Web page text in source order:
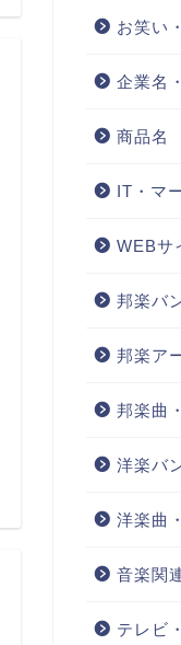
お笑い
企業名
商品名
IT・マ
WEBサ
邦楽バ
邦楽ア
邦楽曲
洋楽バ
洋楽曲
音楽関
テレビ